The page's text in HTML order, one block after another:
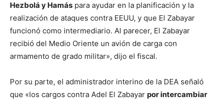
Hezbolá y Hamás para ayudar en la planificación y la
realización de ataques contra EEUU, y que El Zabayar
funcionó como intermediario. Al parecer, El Zabayar
recibió del Medio Oriente un avión de carga con
armamento de grado militar», dijo el fiscal.
Por su parte, el administrador interino de la DEA señaló
que «los cargos contra Adel El Zabayar por intercambiar